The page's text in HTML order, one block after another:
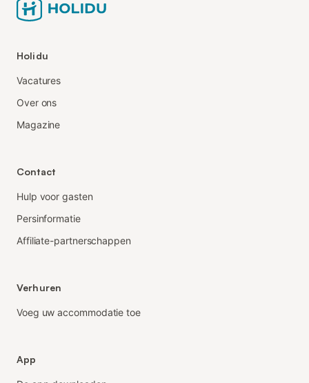
Holidu
Vacatures
Over ons
Magazine
Contact
Hulp voor gasten
Persinformatie
Affiliate-partnerschappen
Verhuren
Voeg uw accommodatie toe
App